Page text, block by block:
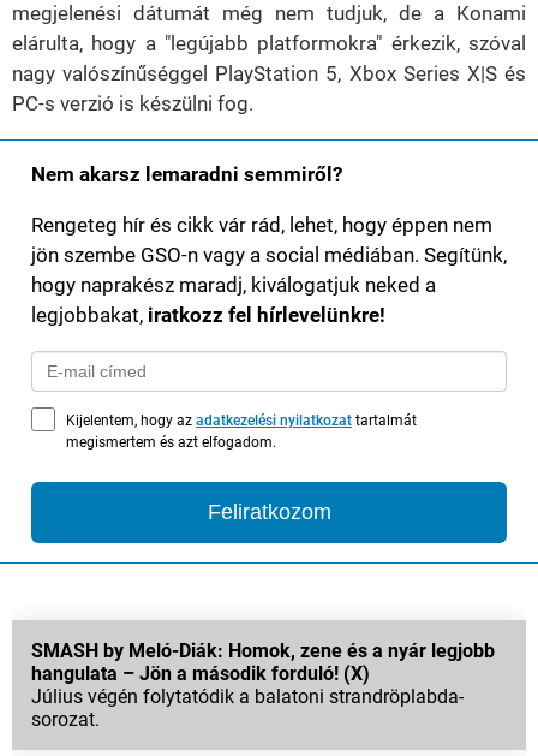
megjelenési dátumát még nem tudjuk, de a Konami
elárulta, hogy a "legújabb platformokra" érkezik, szóval
nagy valószínűséggel PlayStation 5, Xbox Series X|S és
PC-s verzió is készülni fog.
Nem akarsz lemaradni semmiről?
Rengeteg hír és cikk vár rád, lehet, hogy éppen nem
jön szembe GSO-n vagy a social médiában. Segítünk,
hogy naprakész maradj, kiválogatjuk neked a
legjobbakat, iratkozz fel hírlevelünkre!
Kijelentem, hogy az adatkezelési nyilatkozat tartalmát
megismertem és azt elfogadom.
Feliratkozom
SMASH by Meló-Diák: Homok, zene és a nyár legjobb
hangulata – Jön a második forduló! (X)
Július végén folytatódik a balatoni strandröplabda-
sorozat.